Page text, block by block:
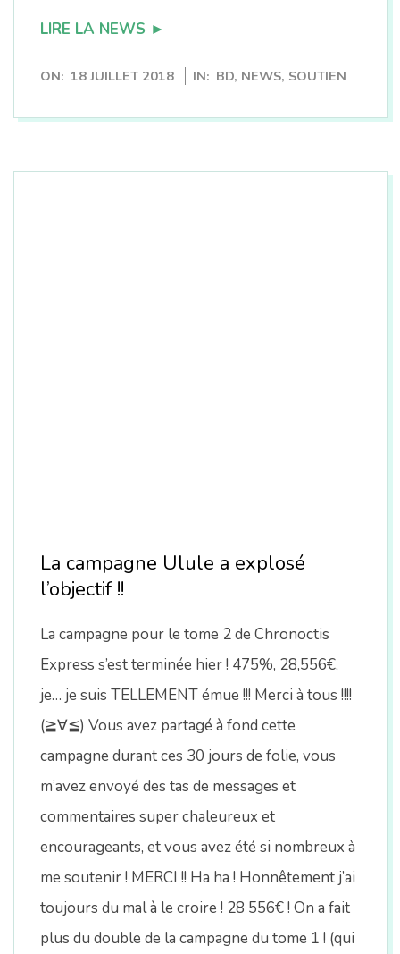
LIRE LA NEWS ►
2018-
ON: 18 JUILLET 2018 IN: BD, NEWS, SOUTIEN
La campagne Ulule a explosé
l’objectif !!
La campagne pour le tome 2 de Chronoctis
Express s’est terminée hier ! 475%, 28,556€,
je… je suis TELLEMENT émue !!! Merci à tous !!!!
(≧∀≦) Vous avez partagé à fond cette
campagne durant ces 30 jours de folie, vous
m’avez envoyé des tas de messages et
commentaires super chaleureux et
encourageants, et vous avez été si nombreux à
me soutenir ! MERCI !! Ha ha ! Honnêtement j’ai
toujours du mal à le croire ! 28 556€ ! On a fait
plus du double de la campagne du tome 1 ! (qui